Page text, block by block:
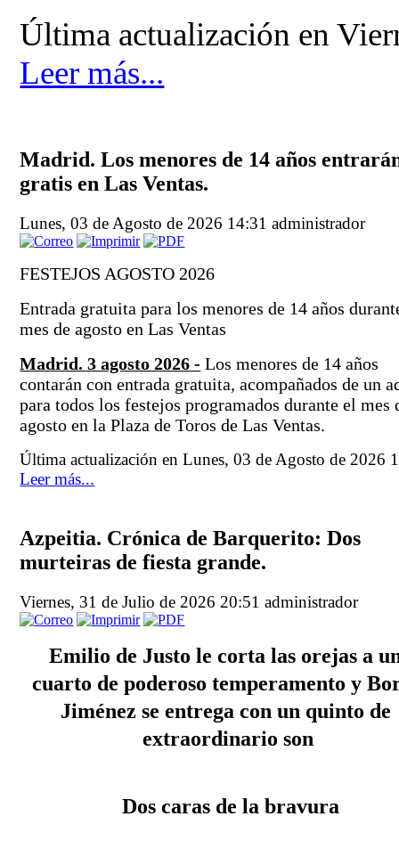
Última actualización en
Leer más...
Madrid. Los menores de 14 años
gratis en Las Ventas.
Lunes, 03 de Agosto de 2026 14:31administrador
FESTEJOS AGOSTO 2026
Entrada gratuita para los menores de 14 años
mes de agosto en Las Ventas
Madrid. 3 agosto 2026 - Los menores de 14 años
contarán con entrada gratuita, acompañados de un
para todos los festejos programados durante el mes
agosto en la Plaza de Toros de Las Ventas.
Última actualización en Lunes, 03 de Agosto de 2026
Leer más...
Azpeitia. Crónica de Barquerito: Dos
murteiras de fiesta grande.
Viernes, 31 de Julio de 2026 20:51administrador
Emilio de Justo le corta las orejas a
cuarto de poderoso temperamento y
Jiménez se entrega con un quinto de
extraordinario son
Dos caras de la bravura